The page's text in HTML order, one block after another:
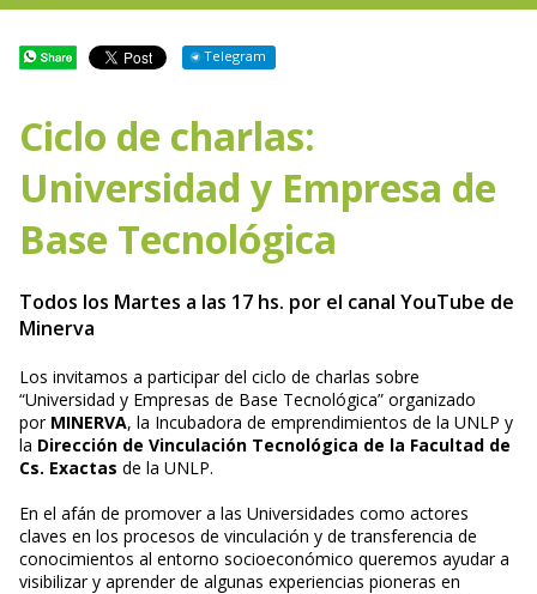
Telegram
Ciclo de charlas:
Universidad y Empresa de
Base Tecnológica
Todos los Martes a las 17 hs. por el canal YouTube de
Minerva
Los invitamos a participar del ciclo de charlas sobre
“Universidad y Empresas de Base Tecnológica” organizado
por MINERVA, la Incubadora de emprendimientos de la UNLP y
la Dirección de Vinculación Tecnológica de la Facultad de
Cs. Exactas de la UNLP.
En el afán de promover a las Universidades como actores
claves en los procesos de vinculación y de transferencia de
conocimientos al entorno socioeconómico queremos ayudar a
visibilizar y aprender de algunas experiencias pioneras en